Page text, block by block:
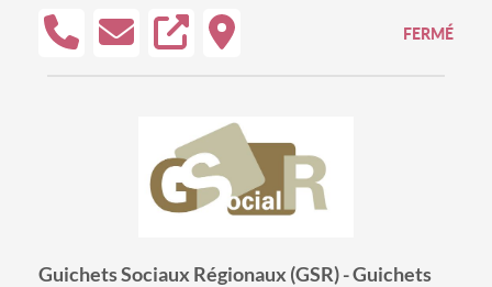
FERMÉ
Guichets Sociaux Régionaux (GSR) - Guichets